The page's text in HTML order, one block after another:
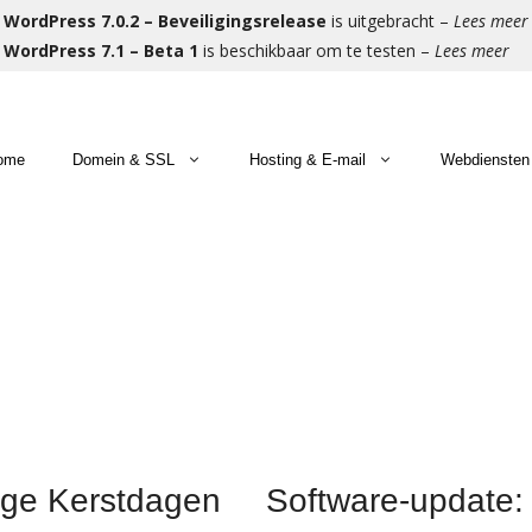
WordPress 7.0.2 – Beveiligingsrelease is uitgebracht – Lees meer
WordPress 7.1 – Beta 1 is beschikbaar om te testen – Lees meer
Domein & SSL Hosting & E-mail
E-
Webdiensten
Kerstdagen
Software-update: